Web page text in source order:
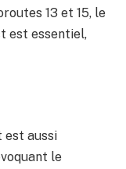
13 et 15, le
est essentiel,
est aussi
le